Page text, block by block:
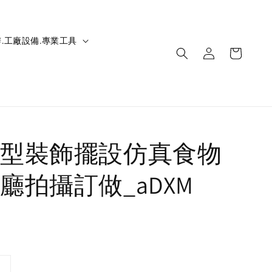
工廠設備.專業工具
裝飾擺設仿真食物
拍攝訂做_aDXM